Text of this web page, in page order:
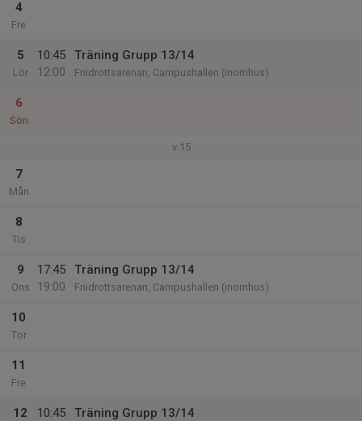
4
Fre
5
Lör
10:45
12:00
Träning Grupp 13/14
Friidrottsarenan, Campushallen (inomhus)
6
Sön
v.15
7
Mån
8
Tis
9
Ons
17:45
19:00
Träning Grupp 13/14
Friidrottsarenan, Campushallen (inomhus)
10
Tor
11
Fre
12
10:45
Träning Grupp 13/14